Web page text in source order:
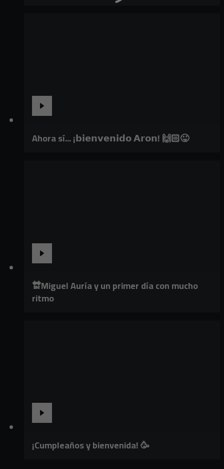
Ahora sí... ¡𝗯𝗶𝗲𝗻𝘃𝗲𝗻𝗶𝗱𝗼 𝗔𝗿𝗼𝗻! 🙌🏻😜
🔛Miguel Auría y un primer día con mucho
ritmo
¡Cumpleaños y bienvenida! 🥳